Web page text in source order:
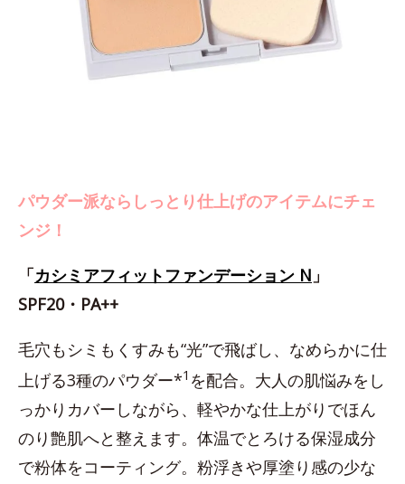
パウダー派ならしっとり仕上げのアイテムにチェ
ンジ！
「カシミアフィットファンデーション N 」
SPF20・PA++
毛穴もシミもくすみも“光”で飛ばし、なめらかに仕
上げる3種のパウダー*1 を配合。大人の肌悩みをし
っかりカバーしながら、軽やかな仕上がりでほん
のり艶肌へと整えます。体温でとろける保湿成分
で粉体をコーティング。粉浮きや厚塗り感の少な